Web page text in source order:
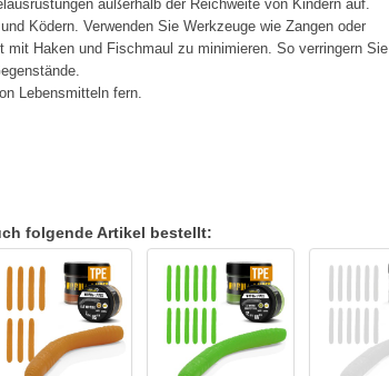
außerhalb der Reichweite von Kindern auf.
Ködern. Verwenden Sie Werkzeuge wie Zangen oder
Haken und Fischmaul zu minimieren. So verringern Sie
Lebensmitteln fern.
folgende Artikel bestellt: